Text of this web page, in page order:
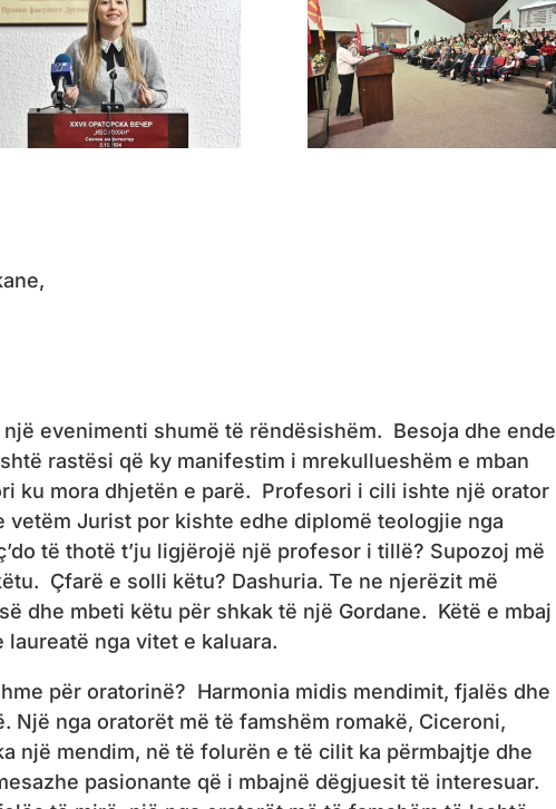
evenimenti shumë të rëndësishëm. Besoja dhe ende
rastësi që ky manifestim i mrekullueshëm e mban
ku mora dhjetën e parë. Profesori i cili ishte një orator
Jurist por kishte edhe diplomë teologjie nga
të thotë t’ju ligjërojë një profesor i tillë? Supozoj më
Çfarë e solli këtu? Dashuria. Te ne njerëzit më
dhe mbeti këtu për shkak të një Gordane. Këtë e mbaj
nga vitet e kaluara.
për oratorinë? Harmonia midis mendimit, fjalës dhe
Një nga oratorët më të famshëm romakë, Ciceroni,
një mendim, në të folurën e të cilit ka përmbajtje dhe
pasionante që i mbajnë dëgjuesit të interesuar.